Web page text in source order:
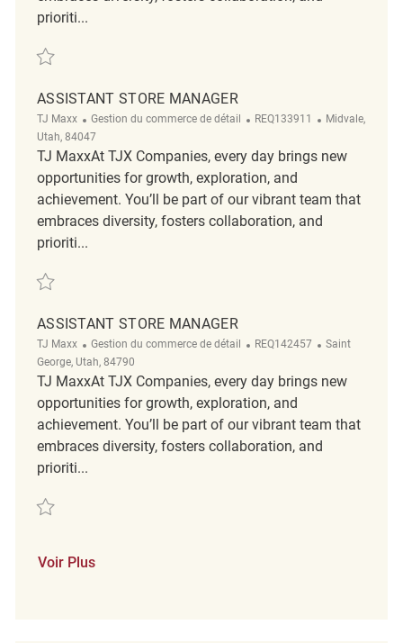
prioriti...
Sauvegarder Store Manager REQ140351
ASSISTANT STORE MANAGER
TJ Maxx Catégorie
Gestion du commerce de détail ReqId
REQ133911 Emplacement
Midvale,
Utah, 84047
TJ MaxxAt TJX Companies, every day brings new
opportunities for growth, exploration, and
achievement. You’ll be part of our vibrant team that
embraces diversity, fosters collaboration, and
prioriti...
Sauvegarder Assistant Store Manager REQ133911
ASSISTANT STORE MANAGER
TJ Maxx Catégorie
Gestion du commerce de détail ReqId
REQ142457 Emplacement
Saint
George, Utah, 84790
TJ MaxxAt TJX Companies, every day brings new
opportunities for growth, exploration, and
achievement. You’ll be part of our vibrant team that
embraces diversity, fosters collaboration, and
prioriti...
Sauvegarder Assistant Store Manager REQ142457
Voir Plus